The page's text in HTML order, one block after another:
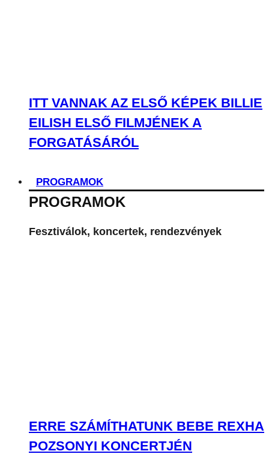
ITT VANNAK AZ ELSŐ KÉPEK BILLIE
EILISH ELSŐ FILMJÉNEK A
FORGATÁSÁRÓL
PROGRAMOK
PROGRAMOK
Fesztiválok, koncertek, rendezvények
ERRE SZÁMÍTHATUNK BEBE REXHA
POZSONYI KONCERTJÉN